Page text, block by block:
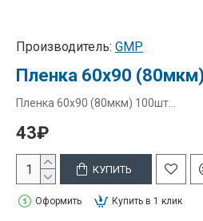
Производитель: GMP
Пленка 60х90
Пленка 60х90 (80мкм) 100шт...
43₽
КУПИТЬ
Оформить Купить в 1 клик